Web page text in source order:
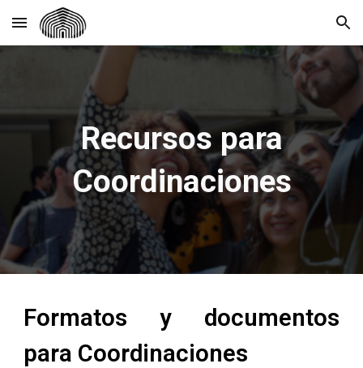
Skip to main content Skip to navigation
Recursos para
Coordinaciones
Formatos y documentos
para Coordinaciones